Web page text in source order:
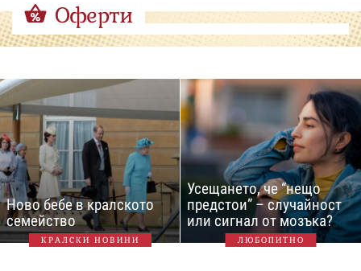
Оферти
Ново бебе в кралското
семейство
КРАЛСКИ НОВИНИ
Усещането, че “нещо
предстои” – случайност
или сигнал от мозъка?
ЛЮБОПИТНО